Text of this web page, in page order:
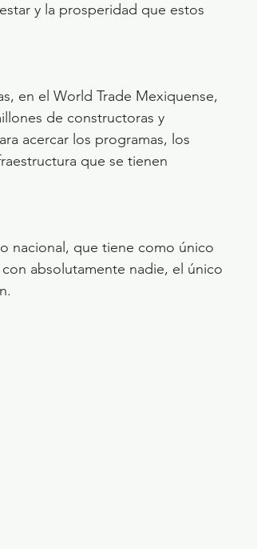
y la prosperidad que estos
en el World Trade Mexiquense,
de constructoras y
acercar los programas, los
que se tienen
nacional, que tiene como único
absolutamente nadie, el único